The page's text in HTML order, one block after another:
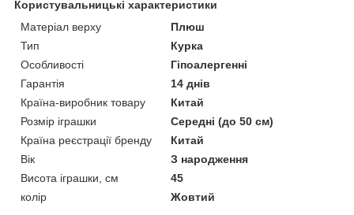
Користувальницькі характеристики
Матеріал верху
Плюш
Тип
Курка
Особливості
Гіпоалергенні
Гарантія
14 днів
Країна-виробник товару
Китай
Розмір іграшки
Середні (до 50 см)
Країна реєстрації бренду
Китай
Вік
З народження
Висота іграшки, см
45
колір
Жовтий